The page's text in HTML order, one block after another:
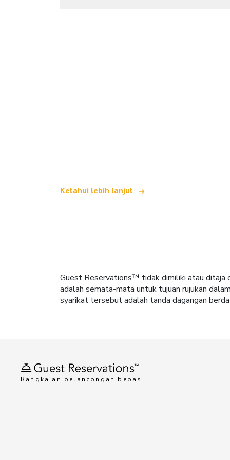
Ketahui lebih lanjut
Guest Reservations™ tidak dimiliki atau ditaja
adalah semata-mata untuk tujuan rujukan
syarikat tersebut adalah tanda dagangan
Rangkaian pelancongan bebas